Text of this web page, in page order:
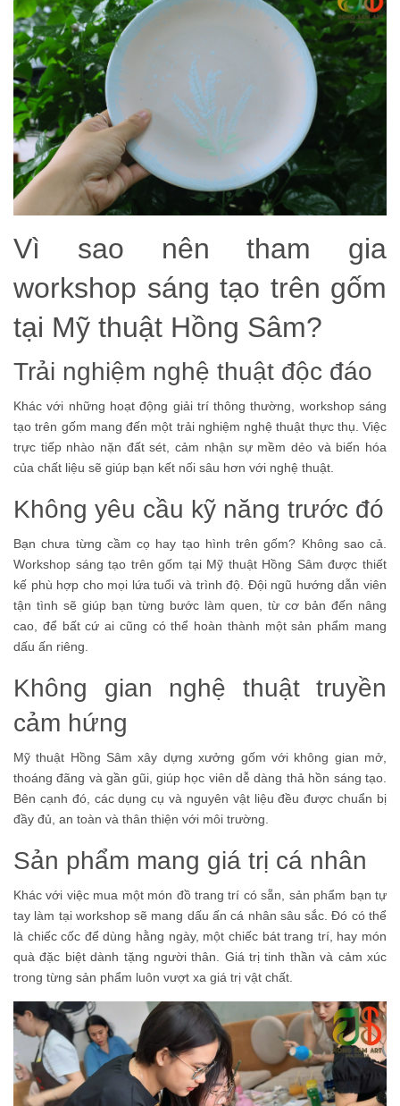
Vì sao nên tham gia
workshop sáng tạo trên gốm
tại Mỹ thuật Hồng Sâm?
Trải nghiệm nghệ thuật độc đáo
Khác với những hoạt động giải trí thông thường, workshop sáng
tạo trên gốm mang đến một trải nghiệm nghệ thuật thực thụ. Việc
trực tiếp nhào nặn đất sét, cảm nhận sự mềm dẻo và biến hóa
của chất liệu sẽ giúp bạn kết nối sâu hơn với nghệ thuật.
Không yêu cầu kỹ năng trước đó
Bạn chưa từng cầm cọ hay tạo hình trên gốm? Không sao cả.
Workshop sáng tạo trên gốm tại Mỹ thuật Hồng Sâm được thiết
kế phù hợp cho mọi lứa tuổi và trình độ. Đội ngũ hướng dẫn viên
tận tình sẽ giúp bạn từng bước làm quen, từ cơ bản đến nâng
cao, để bất cứ ai cũng có thể hoàn thành một sản phẩm mang
dấu ấn riêng.
Không gian nghệ thuật truyền
cảm hứng
Mỹ thuật Hồng Sâm xây dựng xưởng gốm với không gian mở,
thoáng đãng và gần gũi, giúp học viên dễ dàng thả hồn sáng tạo.
Bên cạnh đó, các dụng cụ và nguyên vật liệu đều được chuẩn bị
đầy đủ, an toàn và thân thiện với môi trường.
Sản phẩm mang giá trị cá nhân
Khác với việc mua một món đồ trang trí có sẵn, sản phẩm bạn tự
tay làm tại workshop sẽ mang dấu ấn cá nhân sâu sắc. Đó có thể
là chiếc cốc để dùng hằng ngày, một chiếc bát trang trí, hay món
quà đặc biệt dành tặng người thân. Giá trị tinh thần và cảm xúc
trong từng sản phẩm luôn vượt xa giá trị vật chất.